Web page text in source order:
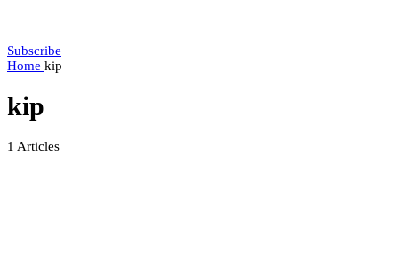
Subscribe
Home kip
kip
1 Articles